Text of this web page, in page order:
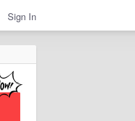
Sign In